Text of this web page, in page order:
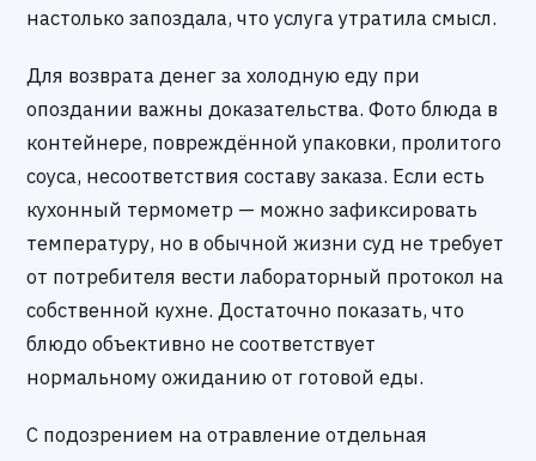
настолько запоздала, что услуга утратила смысл.
Для возврата денег за холодную еду при
опоздании важны доказательства. Фото блюда в
контейнере, повреждённой упаковки, пролитого
соуса, несоответствия составу заказа. Если есть
кухонный термометр — можно зафиксировать
температуру, но в обычной жизни суд не требует
от потребителя вести лабораторный протокол на
собственной кухне. Достаточно показать, что
блюдо объективно не соответствует
нормальному ожиданию от готовой еды.
С подозрением на отравление отдельная